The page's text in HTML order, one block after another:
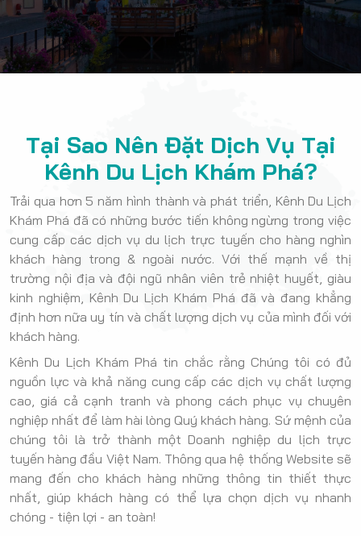
Tại Sao Nên Đặt Dịch Vụ Tại
Kênh Du Lịch Khám Phá?
Trải qua hơn 5 năm hình thành và phát triển, Kênh Du Lịch
Khám Phá đã có những bước tiến không ngừng trong việc
cung cấp các dịch vụ du lịch trực tuyến cho hàng nghìn
khách hàng trong & ngoài nước. Với thế mạnh về thị
trường nội địa và đội ngũ nhân viên trẻ nhiệt huyết, giàu
kinh nghiệm, Kênh Du Lịch Khám Phá đã và đang khẳng
định hơn nữa uy tín và chất lượng dịch vụ của mình đối với
khách hàng.
Kênh Du Lịch Khám Phá tin chắc rằng Chúng tôi có đủ
nguồn lực và khả năng cung cấp các dịch vụ chất lượng
cao, giá cả cạnh tranh và phong cách phục vụ chuyên
nghiệp nhất để làm hài lòng Quý khách hàng. Sứ mệnh của
chúng tôi là trở thành một Doanh nghiệp du lịch trực
tuyến hàng đầu Việt Nam. Thông qua hệ thống Website sẽ
mang đến cho khách hàng những thông tin thiết thực
nhất, giúp khách hàng có thể lựa chọn dịch vụ nhanh
chóng - tiện lợi - an toàn!